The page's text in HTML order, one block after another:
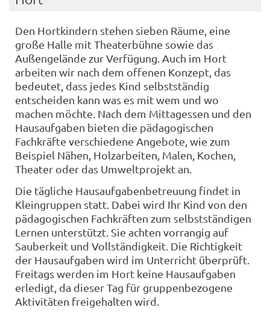
Den Hortkindern stehen sieben Räume, eine
große Halle mit Theaterbühne sowie das
Außengelände zur Verfügung. Auch im Hort
arbeiten wir nach dem offenen Konzept, das
bedeutet, dass jedes Kind selbstständig
entscheiden kann was es mit wem und wo
machen möchte. Nach dem Mittagessen und den
Hausaufgaben bieten die pädagogischen
Fachkräfte verschiedene Angebote, wie zum
Beispiel Nähen, Holzarbeiten, Malen, Kochen,
Theater oder das Umweltprojekt an.
Die tägliche Hausaufgabenbetreuung findet in
Kleingruppen statt. Dabei wird Ihr Kind von den
pädagogischen Fachkräften zum selbstständigen
Lernen unterstützt. Sie achten vorrangig auf
Sauberkeit und Vollständigkeit. Die Richtigkeit
der Hausaufgaben wird im Unterricht überprüft.
Freitags werden im Hort keine Hausaufgaben
erledigt, da dieser Tag für gruppenbezogene
Aktivitäten freigehalten wird.